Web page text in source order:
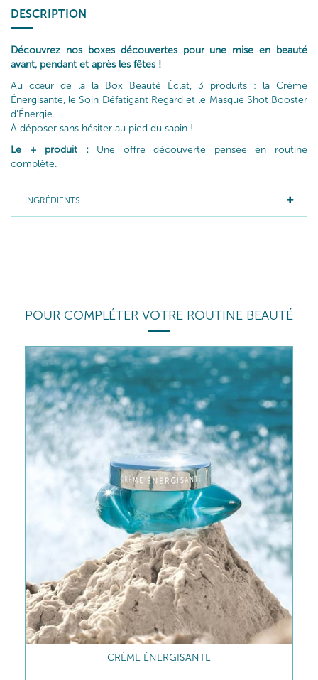
DESCRIPTION
Découvrez nos boxes découvertes pour une mise en beauté
avant, pendant et après les fêtes !
Au cœur de la la Box Beauté Éclat, 3 produits : la Crème
Énergisante, le Soin Défatigant Regard et le Masque Shot Booster
d'Énergie.
À déposer sans hésiter au pied du sapin !
Le + produit :Une offre découverte pensée en routine
complète.
INGRÉDIENTS
POUR COMPLÉTER VOTRE ROUTINE BEAUTÉ
ÉCO-RECHARGE CRÈME ÉNERGISANTE